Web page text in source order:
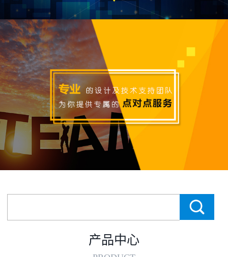
产品中心